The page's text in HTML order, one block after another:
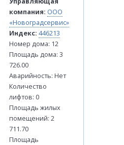
компания: ООО
«Новоградсервис»
Индекс: 446213
Номер дома: 12
Площадь дома: 3
726.00
Аварийность: Нет
Количество
лифтов: 0
Площадь жилых
помещений: 2
711.70
Площадь